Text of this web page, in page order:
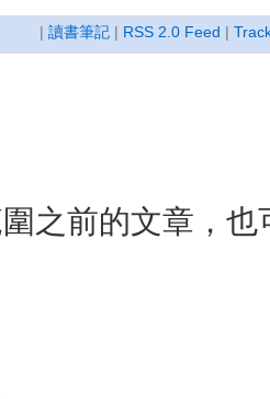
| 讀書筆記 | RSS 2.0 Feed |
之前的文章，